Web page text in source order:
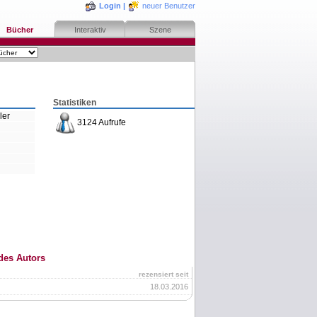
Login | neuer Benutzer
Bücher Interaktiv Szene
Statistiken
3124 Aufrufe
Autors
rezensiert seit
18.03.2016